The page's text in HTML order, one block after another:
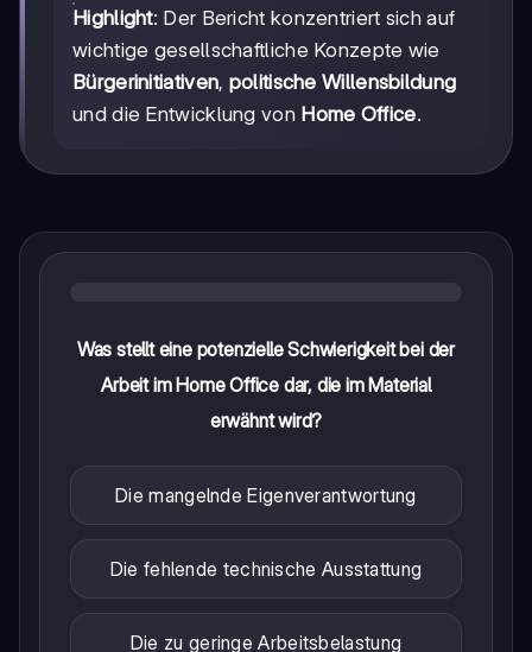
Highlight: Der Bericht konzentriert sich auf
wichtige gesellschaftliche Konzepte wie
Bürgerinitiativen, politische Willensbildung
und die Entwicklung von Home Office.
Was stellt eine potenzielle Schwierigkeit bei der
Arbeit im Home Office dar, die im Material
erwähnt wird?
Die mangelnde Eigenverantwortung
Die fehlende technische Ausstattung
Die zu geringe Arbeitsbelastung